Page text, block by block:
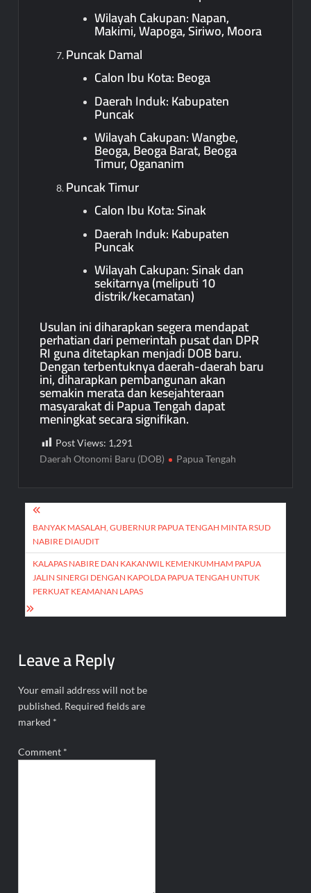
Wilayah Cakupan: Napan,
Makimi, Wapoga, Siriwo, Moora
Puncak Damal
Calon Ibu Kota: Beoga
Daerah Induk: Kabupaten
Puncak
Wilayah Cakupan: Wangbe,
Beoga, Beoga Barat, Beoga
Timur, Ogananim
Puncak Timur
Calon Ibu Kota: Sinak
Daerah Induk: Kabupaten
Puncak
Wilayah Cakupan: Sinak dan
sekitarnya (meliputi 10
distrik/kecamatan)
Usulan ini diharapkan segera mendapat
perhatian dari pemerintah pusat dan DPR
RI guna ditetapkan menjadi DOB baru.
Dengan terbentuknya daerah-daerah baru
ini, diharapkan pembangunan akan
semakin merata dan kesejahteraan
masyarakat di Papua Tengah dapat
meningkat secara signifikan.
Post Views: 1,291
Daerah Otonomi Baru (DOB)
Papua Tengah
Post
navigation
BANYAK MASALAH, GUBERNUR PAPUA TENGAH MINTA RSUD
NABIRE DIAUDIT
KALAPAS NABIRE DAN KAKANWIL KEMENKUMHAM PAPUA
JALIN SINERGI DENGAN KAPOLDA PAPUA TENGAH UNTUK
PERKUAT KEAMANAN LAPAS
Leave a Reply
Your email address will not be
published. Required fields are
marked *
Comment *